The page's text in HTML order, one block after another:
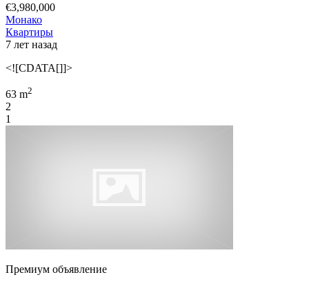
€3,980,000
Монако
Квартиры
7 лет назад
<![CDATA[]]>
63 m2
2
1
Премиум объявление